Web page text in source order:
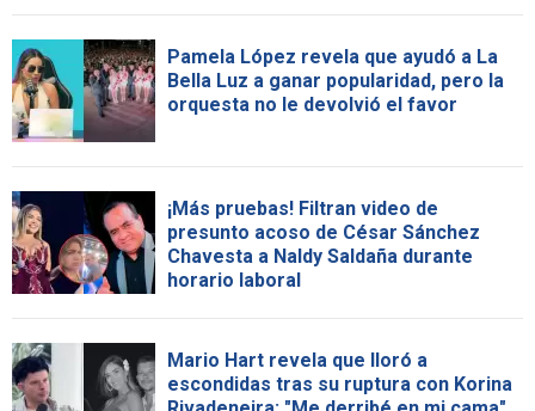
Pamela López revela que ayudó a La
Bella Luz a ganar popularidad, pero la
orquesta no le devolvió el favor
¡Más pruebas! Filtran video de
presunto acoso de César Sánchez
Chavesta a Naldy Saldaña durante
horario laboral
Mario Hart revela que lloró a
escondidas tras su ruptura con Korina